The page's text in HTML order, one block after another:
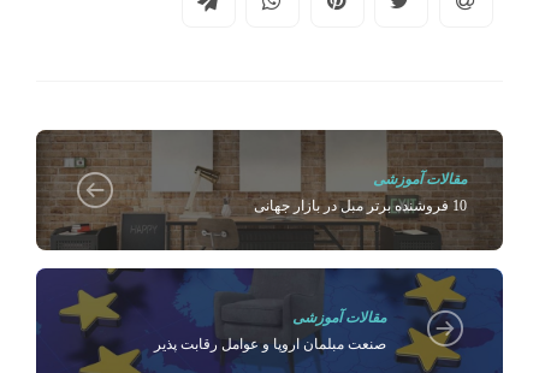
مقالات آموزشی
10 فروشنده برتر مبل در بازار جهانی
مقالات آموزشی
صنعت مبلمان اروپا و عوامل رقابت پذیر